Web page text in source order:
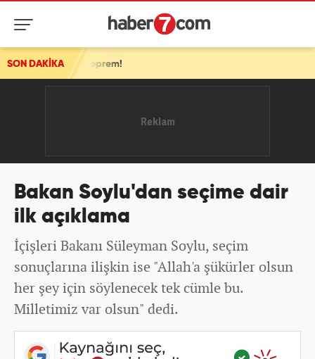
SON DAKİKA
deprem!
Bakan Soylu'dan seçime dair
ilk açıklama
İçişleri Bakanı Süleyman Soylu, seçim
sonuçlarına ilişkin ise "Allah'a şükürler olsun
her şey için söylenecek tek cümle bu.
Milletimiz var olsun" dedi.